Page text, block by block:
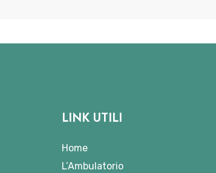
LINK UTILI
Home
L’Ambulatorio